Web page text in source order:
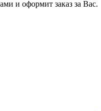
и оформит заказ за Вас.